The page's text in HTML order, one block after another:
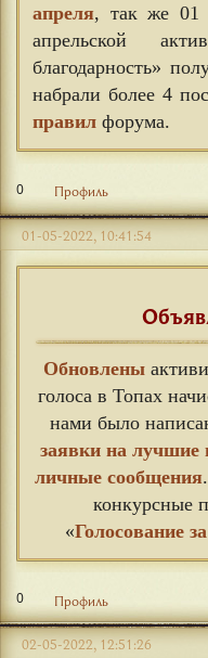
апреля, так же 01
апрельской
благодарность»
набрали более 4
правил форума.
0 Профиль
01-05-2022, 10:41:54
Обновлены
голоса в Топах
нами было
заявки на лучшие
личные сообщения
конкурсные
«Голосование
0 Профиль
02-05-2022, 12:51:26